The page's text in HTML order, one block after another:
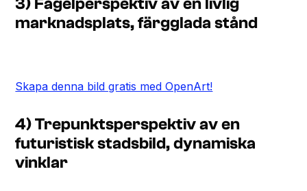
marknadsplats, färgglada stånd
Skapa denna bild gratis med OpenArt!
4) Trepunktsperspektiv av en
futuristisk stadsbild, dynamiska
vinklar